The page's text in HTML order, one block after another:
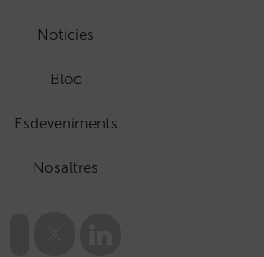
Notícies
Bloc
Esdeveniments
Nosaltres